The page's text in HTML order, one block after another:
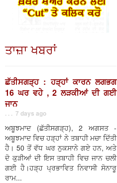
ਤਾਜ਼ਾ ਖਬਰਾਂ
ਛੱਤੀਸਗੜ੍ਹ : ਹੜ੍ਹਾਂ ਕਾਰਨ ਲਗਭਗ
16 ਘਰ ਵਹੇ , 2 ਲੜਕੀਆਂ ਦੀ ਗਈ
ਜਾਨ
. . . 7 days ago
ਅਬੂਝਮਾਦ (ਛੱਤੀਸਗੜ੍ਹ), 2 ਅਗਸਤ -
ਅਬੂਝਮਾਦ ਵਿਚ ਹੜ੍ਹਾਂ ਨੇ ਤਬਾਹੀ ਮਚਾ ਦਿੱਤੀ
ਹੈ। 50 ਤੋਂ ਵੱਧ ਘਰ ਨੁਕਸਾਨੇ ਗਏ ਹਨ, ਅਤੇ
ਦੋ ਕੁੜੀਆਂ ਦੀ ਇਸ ਤਬਾਹੀ ਵਿਚ ਜਾਨ ਚਲੀ
ਗਈ ਹੈ।ਹੜ੍ਹ ਪ੍ਰਭਾਵਿਤ ਨਿਵਾਸੀ ਸੋਨਾਰੂ
ਰਾਮ...